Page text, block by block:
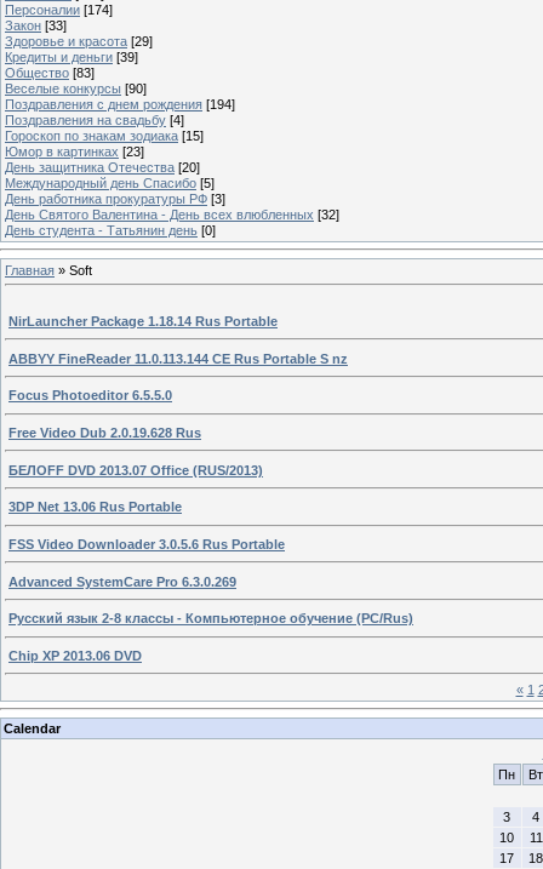
Персоналии [174]
Закон [33]
Здоровье и красота [29]
Кредиты и деньги [39]
Общество [83]
Веселые конкурсы [90]
Поздравления с днем рождения [194]
Поздравления на свадьбу [4]
Гороскоп по знакам зодиака [15]
Юмор в картинках [23]
День защитника Отечества [20]
Международный день Спасибо [5]
День работника прокуратуры РФ [3]
День Святого Валентина - День всех влюбленных [32]
День студента - Татьянин день [0]
Главная » Soft
NirLauncher Package 1.18.14 Rus Portable
ABBYY FineReader 11.0.113.144 CE Rus Portable S nz
Focus Photoeditor 6.5.5.0
Free Video Dub 2.0.19.628 Rus
БЕЛOFF DVD 2013.07 Office (RUS/2013)
3DP Net 13.06 Rus Portable
FSS Video Downloader 3.0.5.6 Rus Portable
Advanced SystemCare Pro 6.3.0.269
Русский язык 2-8 классы - Компьютерное обучение (PC/Rus)
Chip XP 2013.06 DVD
« 1
Calendar
Пн
Вт
3
4
10
11
17
18